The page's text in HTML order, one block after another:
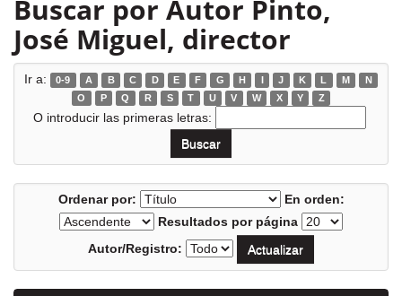
Buscar por Autor Pinto,
José Miguel, director
Ir a: 0-9 A B C D E F G H I J K L M
N
O
P Q R S T U V W X Y Z
O introducir las primeras letras:
Ordenar por:
En orden:
Resultados por página
Autor/Registro: